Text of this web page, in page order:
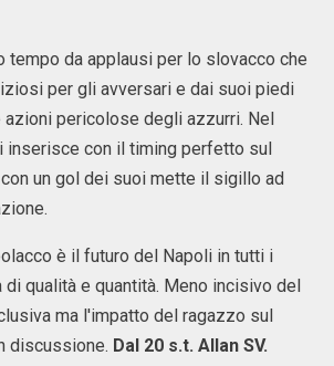
tempo da applausi per lo slovacco che
per gli avversari e dai suoi piedi
azioni pericolose degli azzurri. Nel
inserisce con il timing perfetto sul
un gol dei suoi mette il sigillo ad
è il futuro del Napoli in tutti i
di qualità e quantità. Meno incisivo del
ma l'impatto del ragazzo sul
discussione. Dal 20 s.t. Allan SV.